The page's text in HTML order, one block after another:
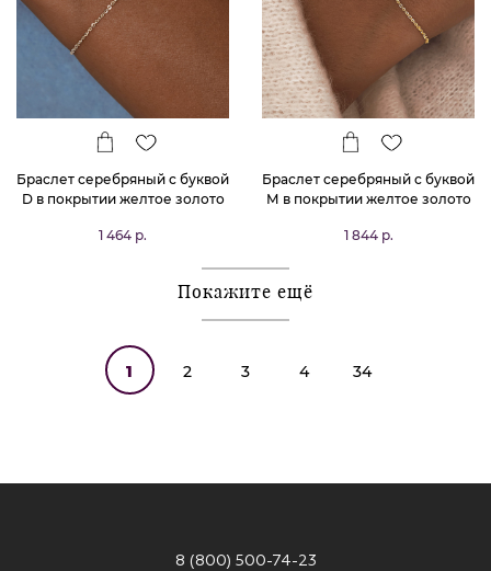
Браслет серебряный с буквой
D в покрытии желтое золото
1 464 р.
Браслет серебряный с буквой
М в покрытии желтое золото
1 844 р.
Покажите ещё
1 2 3 4 34
8 (800) 500-74-23